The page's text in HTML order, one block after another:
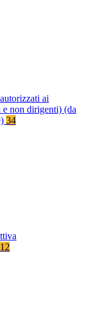
ai
non dirigenti) (da
34
12